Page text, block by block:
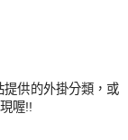
提供的外掛分類，或
喔!!